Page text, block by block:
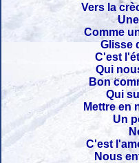
Vers la
Comme
Glisse
C'est
Qui
Bon
Qui
Mettre en
Un
C'est
Nous